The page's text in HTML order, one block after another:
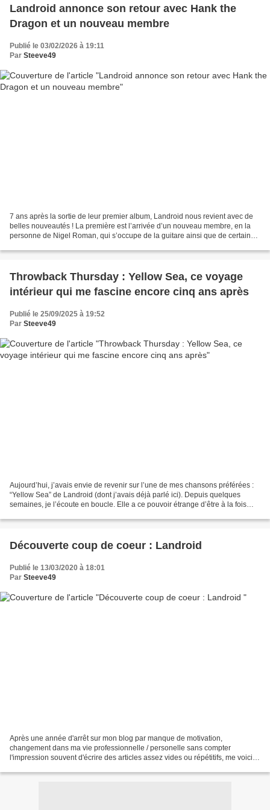
Landroid annonce son retour avec Hank the
Dragon et un nouveau membre
Publié le 03/02/2026 à 19:11
Par Steeve49
7 ans après la sortie de leur premier album, Landroid nous revient avec de
belles nouveautés ! La première est l’arrivée d’un nouveau membre, en la
personne de Nigel Roman, qui s’occupe de la guitare ainsi que de certains
Throwback Thursday : Yellow Sea, ce voyage
intérieur qui me fascine encore cinq ans après
Publié le 25/09/2025 à 19:52
Par Steeve49
Aujourd’hui, j’avais envie de revenir sur l’une de mes chansons préférées :
“Yellow Sea” de Landroid (dont j’avais déjà parlé ici). Depuis quelques
semaines, je l’écoute en boucle. Elle a ce pouvoir étrange d’être à la fois
Découverte coup de coeur : Landroid
Publié le 13/03/2020 à 18:01
Par Steeve49
Après une année d'arrêt sur mon blog par manque de motivation,
changement dans ma vie professionnelle / personelle sans compter
l'impression souvent d'écrire des articles assez vides ou répétitifs, me voici